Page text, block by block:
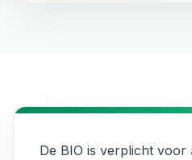
De BIO is verplicht voor